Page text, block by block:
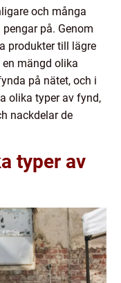
och många
på. Genom
produkter till lägre
mängd olika
på nätet, och i
olika typer av fynd,
nackdelar de
typer av